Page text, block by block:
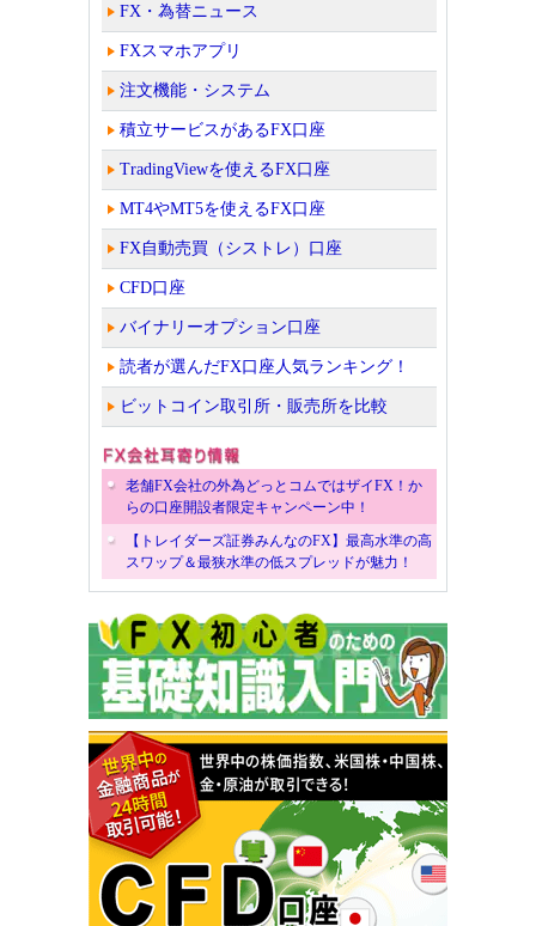
FX・為替ニュース
FXスマホアプリ
注文機能・システム
積立サービスがあるFX口座
TradingViewを使えるFX口座
MT4やMT5を使えるFX口座
FX自動売買（シストレ）口座
CFD口座
バイナリーオプション口座
読者が選んだFX口座人気ランキング！
ビットコイン取引所・販売所を比較
老舗FX会社の外為どっとコムではザイFX！か
らの口座開設者限定キャンペーン中！
【トレイダーズ証券みんなのFX】最高水準の高
スワップ＆最狭水準の低スプレッドが魅力！